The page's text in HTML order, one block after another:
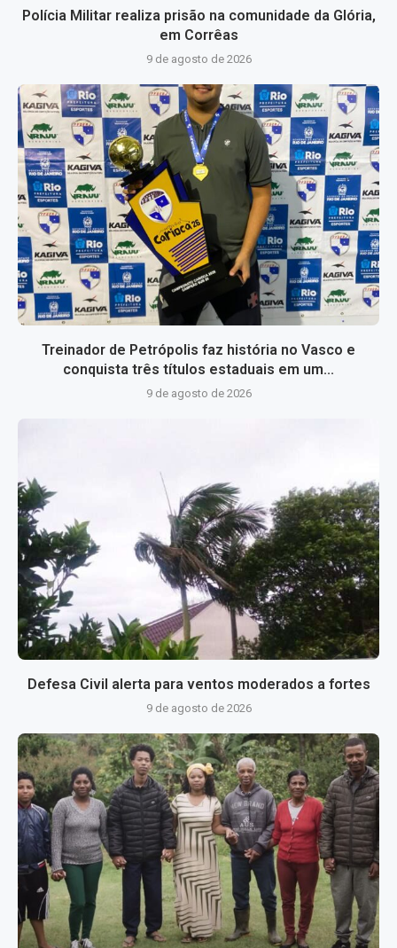
Polícia Militar realiza prisão na comunidade da Glória,
em Corrêas
9 de agosto de 2026
Treinador de Petrópolis faz história no Vasco e
conquista três títulos estaduais em um...
9 de agosto de 2026
Defesa Civil alerta para ventos moderados a fortes
9 de agosto de 2026